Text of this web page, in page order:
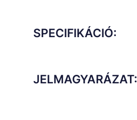
SPECIFIKÁCIÓ:
JELMAGYARÁZAT: